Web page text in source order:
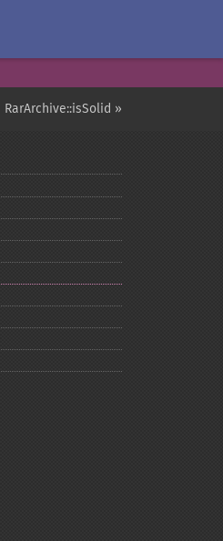
RarArchive::isSolid »